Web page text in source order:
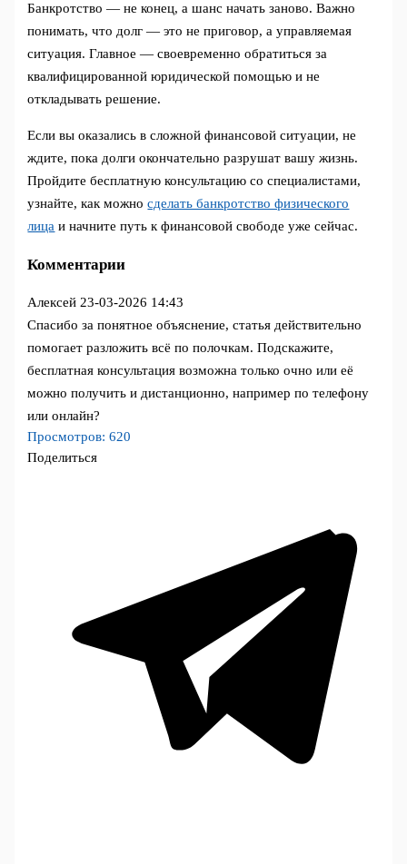
Банкротство — не конец, а шанс начать заново. Важно
понимать, что долг — это не приговор, а управляемая
ситуация. Главное — своевременно обратиться за
квалифицированной юридической помощью и не
откладывать решение.
Если вы оказались в сложной финансовой ситуации, не
ждите, пока долги окончательно разрушат вашу жизнь.
Пройдите бесплатную консультацию со специалистами,
узнайте, как можносделать банкротство физического
лица и начните путь к финансовой свободе уже сейчас.
Комментарии
Алексей 23-03-2026 14:43
Спасибо за понятное объяснение, статья действительно
помогает разложить всё по полочкам. Подскажите,
бесплатная консультация возможна только очно или её
можно получить и дистанционно, например по телефону
или онлайн?
Просмотров: 620
Поделиться